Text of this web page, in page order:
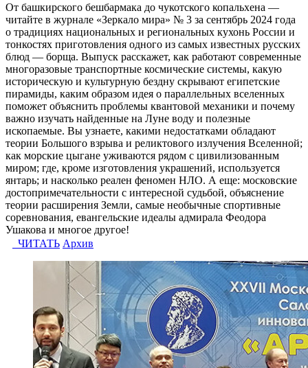
От башкирского бешбармака до чукотского копальхена —
читайте в журнале «Зеркало мира» № 3 за сентябрь 2024 года
о традициях национальных и региональных кухонь России и
тонкостях приготовления одного из самых известных русских
блюд — борща. Выпуск расскажет, как работают современные
многоразовые транспортные космические системы, какую
историческую и культурную бездну скрывают египетские
пирамиды, каким образом идея о параллельных вселенных
поможет объяснить проблемы квантовой механики и почему
важно изучать найденные на Луне воду и полезные
ископаемые. Вы узнаете, какими недостатками обладают
теории Большого взрыва и реликтового излучения Вселенной;
как морские цыгане уживаются рядом с цивилизованным
миром; где, кроме изготовления украшений, используется
янтарь; и насколько реален феномен НЛО. А еще: московские
достопримечательности с интересной судьбой, объяснение
теории расширения Земли, самые необычные спортивные
соревнования, евангельские идеалы адмирала Феодора
Ушакова и многое другое!
ЧИТАТЬ Архив